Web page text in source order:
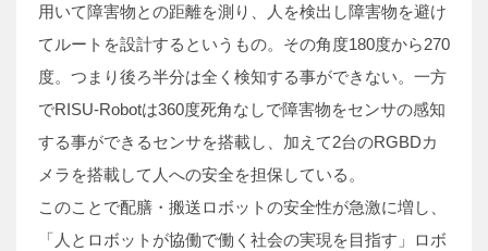
用いて障害物との距離を測り、人を検出し障害物を避け
てルートを設計するというもの。その角度180度から270
度。つまり後ろ半分は全く検知する事ができない。一方
でRISU-Robotは360度死角なしで障害物をセンサの感知
する事ができるセンサを搭載し、加えて2台のRGBDカ
メラを搭載して人への安全を担保している。
このことで配膳・搬送ロボットの安全性が急激に増し、
「人とロボットが協働で働く社会の実現を目指す」ロボ